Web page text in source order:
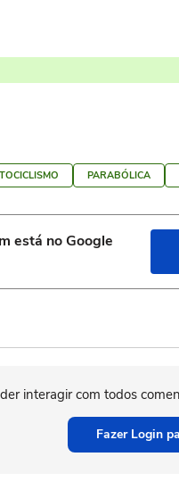
PARABÓLICA
está no Google
interagir com todos
Fazer Login